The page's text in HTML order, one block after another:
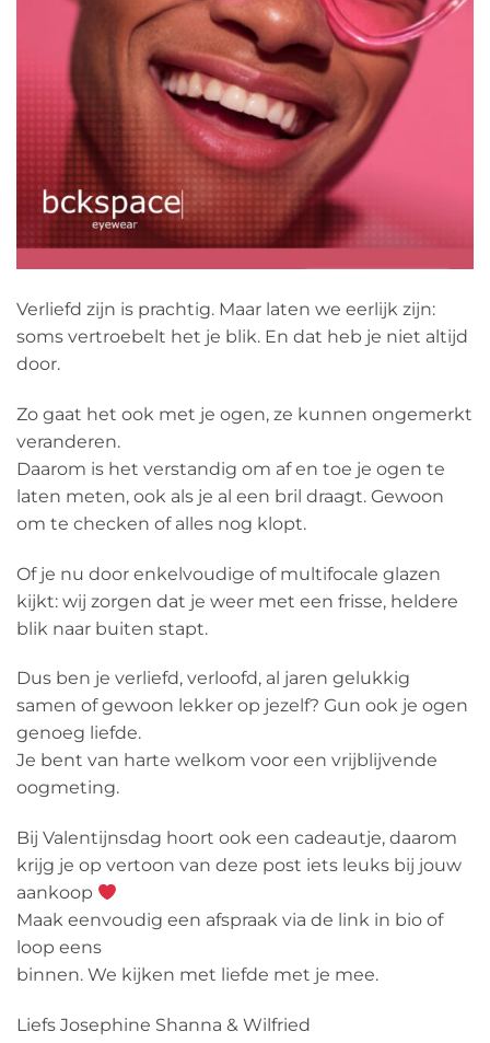
Verliefd zijn is prachtig. Maar laten we eerlijk zijn:
soms vertroebelt het je blik. En dat heb je niet altijd
door.
Zo gaat het ook met je ogen, ze kunnen ongemerkt
veranderen.
Daarom is het verstandig om af en toe je ogen te
laten meten, ook als je al een bril draagt. Gewoon
om te checken of alles nog klopt.
Of je nu door enkelvoudige of multifocale glazen
kijkt: wij zorgen dat je weer met een frisse, heldere
blik naar buiten stapt.
Dus ben je verliefd, verloofd, al jaren gelukkig
samen of gewoon lekker op jezelf? Gun ook je ogen
genoeg liefde.
Je bent van harte welkom voor een vrijblijvende
oogmeting.
Bij Valentijnsdag hoort ook een cadeautje, daarom
krijg je op vertoon van deze post iets leuks bij jouw
aankoop
Maak eenvoudig een afspraak via de link in bio of
loop eens
binnen. We kijken met liefde met je mee.
Liefs Josephine Shanna & Wilfried